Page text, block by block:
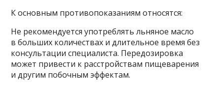
К основным противопоказаниям относятся:
Не рекомендуется употреблять льняное масло
в больших количествах и длительное время без
консультации специалиста. Передозировка
может привести к расстройствам пищеварения
и другим побочным эффектам.